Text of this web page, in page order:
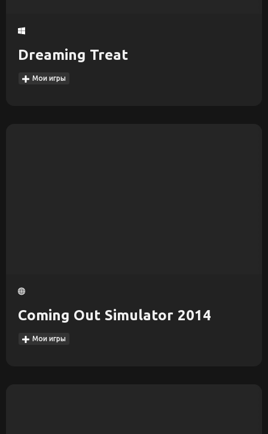
Dreaming Treat
Мои игры
Coming Out Simulator 2014
Мои игры